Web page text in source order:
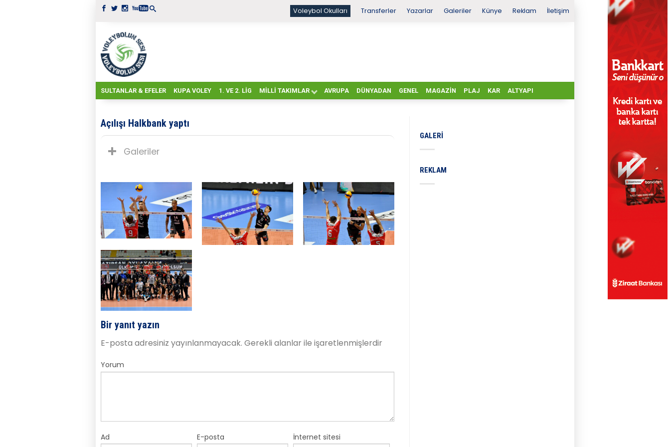
Voleybol Okulları Transferler Yazarlar Galeriler Künye Reklam İletişim
SULTANLAR & EFELER KUPA VOLEY 1. VE 2. LIG MILLI TAKIMLAR AVRUPA DÜNYADAN GENEL MAGAZIN PLAJ KAR ALTYAPI
Açılışı Halkbank yaptı
Galeriler
Bir yanıt yazın
E-posta adresiniz yayınlanmayacak. Gerekli alanlar ile işaretlenmişlerdir
Yorum
Ad E-posta İnternet sitesi
GALERI
REKLAM